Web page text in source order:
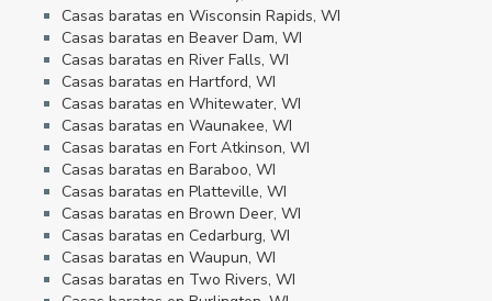
Casas baratas en Wisconsin Rapids, WI
Casas baratas en Beaver Dam, WI
Casas baratas en River Falls, WI
Casas baratas en Hartford, WI
Casas baratas en Whitewater, WI
Casas baratas en Waunakee, WI
Casas baratas en Fort Atkinson, WI
Casas baratas en Baraboo, WI
Casas baratas en Platteville, WI
Casas baratas en Brown Deer, WI
Casas baratas en Cedarburg, WI
Casas baratas en Waupun, WI
Casas baratas en Two Rivers, WI